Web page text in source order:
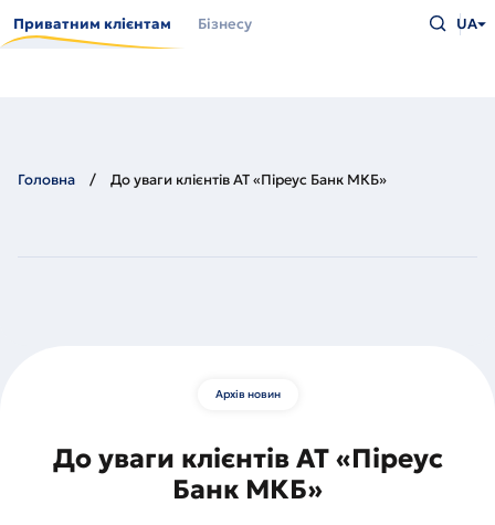
до
основного
Приватним клієнтам Бізнесу
що
UA
Головна До уваги клієнтів АТ «Піреус Банк МКБ»
Архів новин
До уваги клієнтів АТ «Піреус
Банк МКБ»